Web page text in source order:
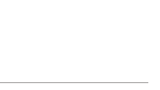
医者・歯科